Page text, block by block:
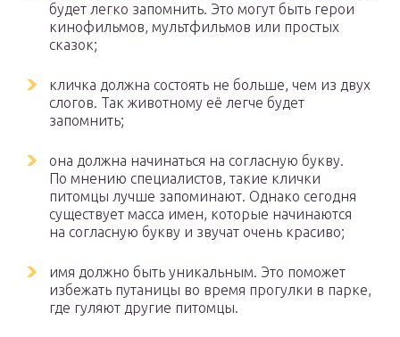
будет легко запомнить. Это могут быть герои
кинофильмов, мультфильмов или простых
сказок;
кличка должна состоять не больше, чем из двух
слогов. Так животному её легче будет
запомнить;
она должна начинаться на согласную букву.
По мнению специалистов, такие клички
питомцы лучше запоминают. Однако сегодня
существует масса имен, которые начинаются
на согласную букву и звучат очень красиво;
имя должно быть уникальным. Это поможет
избежать путаницы во время прогулки в парке,
где гуляют другие питомцы.